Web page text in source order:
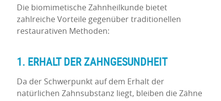
Die biomimetische Zahnheilkunde bietet
zahlreiche Vorteile gegenüber traditionellen
restaurativen Methoden:
1. ERHALT DER ZAHNGESUNDHEIT
Da der Schwerpunkt auf dem Erhalt der
natürlichen Zahnsubstanz liegt, bleiben die Zähne